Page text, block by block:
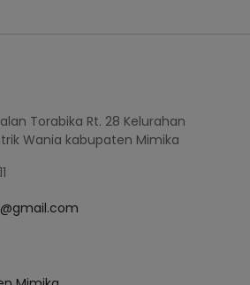
Torabika Rt. 28 Kelurahan
Wania kabupaten Mimika